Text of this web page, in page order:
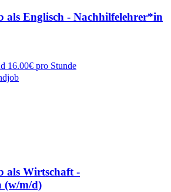
als Englisch - Nachhilfelehrer*in
16.00€ pro Stunde
als Wirtschaft -
(w/m/d)